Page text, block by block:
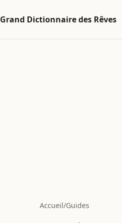
Grand Dictionnaire des Rêves
Accueil/Guides